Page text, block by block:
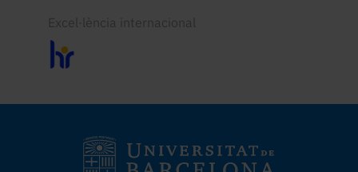
Excel·lència internacional